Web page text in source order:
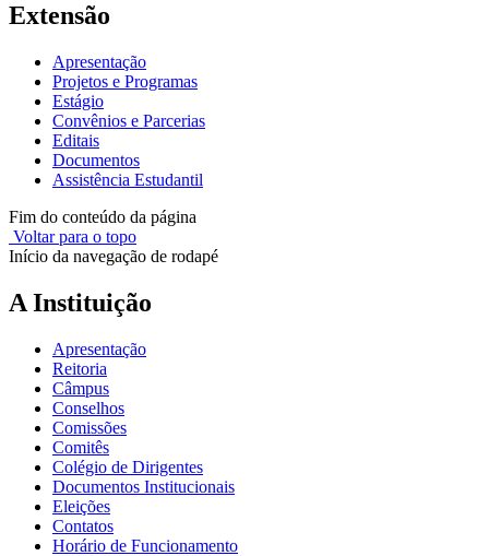
Extensão
Apresentação
Projetos e Programas
Estágio
Convênios e Parcerias
Editais
Documentos
Assistência Estudantil
Fim do conteúdo da página
Voltar para o topo
Início da navegação de rodapé
A Instituição
Apresentação
Reitoria
Câmpus
Conselhos
Comissões
Comitês
Colégio de Dirigentes
Documentos Institucionais
Eleições
Contatos
Horário de Funcionamento